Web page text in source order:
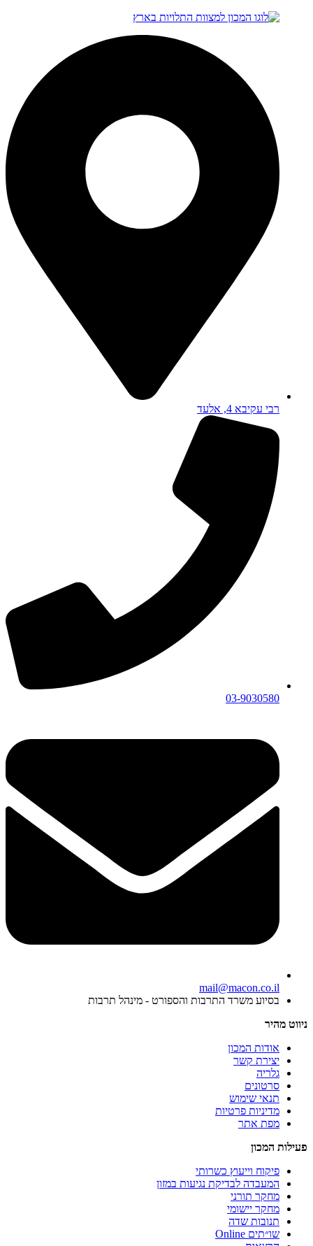
רבי עקיבא 4, אלעד
03-9030580
mail@macon.co.il
בסיוע משרד התרבות והספורט - מינהל תרבות
ניווט מהיר
אודות המכון
יצירת קשר
גלריה
סרטונים
תנאי שימוש
מדיניות פרטיות
מפת אתר
פעילות המכון
פיקוח וייעוץ כשרותי
המעבדה לבדיקת נגיעות במזון
מחקר תורני
מחקר יישומי
תנובות שדה
שו״תים Online